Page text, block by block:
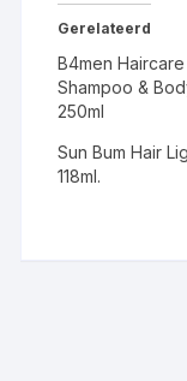
Gerelateerd
B4men
Shampoo &
250ml
Sun Bum Hair
118ml.